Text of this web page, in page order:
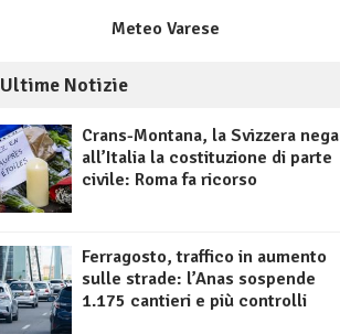
Meteo Varese
Ultime Notizie
Crans-Montana, la Svizzera nega
all’Italia la costituzione di parte
civile: Roma fa ricorso
Ferragosto, traffico in aumento
sulle strade: l’Anas sospende
1.175 cantieri e più controlli